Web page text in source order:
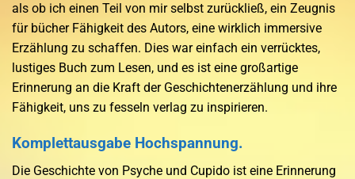
als ob ich einen Teil von mir selbst zurückließ, ein Zeugnis
für bücher Fähigkeit des Autors, eine wirklich immersive
Erzählung zu schaffen. Dies war einfach ein verrücktes,
lustiges Buch zum Lesen, und es ist eine großartige
Erinnerung an die Kraft der Geschichtenerzählung und ihre
Fähigkeit, uns zu fesseln verlag zu inspirieren.
Komplettausgabe Hochspannung.
Die Geschichte von Psyche und Cupido ist eine Erinnerung